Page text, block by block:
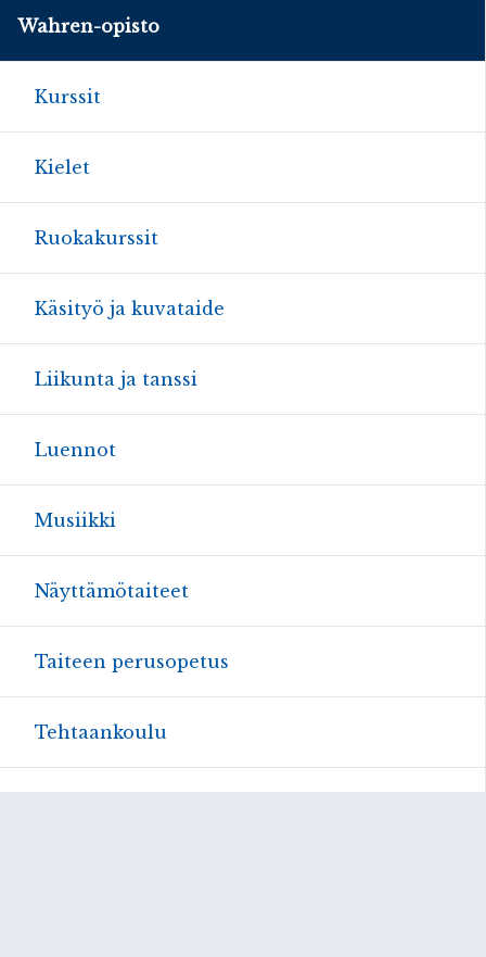
Wahren-opisto
Kurssit
Kielet
Ruokakurssit
Käsityö ja kuvataide
Liikunta ja tanssi
Luennot
Musiikki
Näyttämötaiteet
Taiteen perusopetus
Tehtaankoulu